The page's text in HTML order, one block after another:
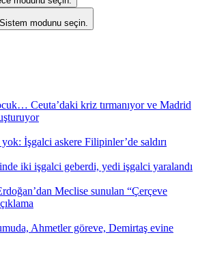
Sistem modunu seçin.
Ceuta’daki kriz tırmanıyor ve Madrid
İşgalci askere Filipinler’de saldırı
iki işgalci geberdi, yedi işgalci yaralandı
Meclise sunulan “Çerçeve
Ahmetler göreve, Demirtaş evine